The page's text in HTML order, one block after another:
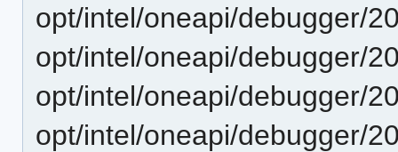
opt/intel/oneapi/debugger/
opt/intel/oneapi/debugger/
opt/intel/oneapi/debugger/
opt/intel/oneapi/debugger/